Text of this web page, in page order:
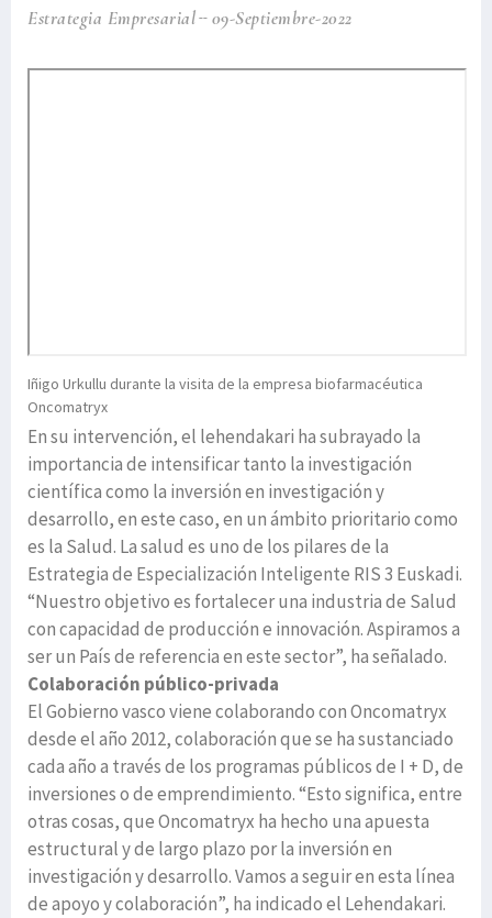
Estrategia Empresarial 09-Septiembre-2022
Iñigo Urkullu durante la visita de la empresa biofarmacéutica
Oncomatryx
En su intervención, el lehendakari ha subrayado la
importancia de intensificar tanto la investigación
científica como la inversión en investigación y
desarrollo, en este caso, en un ámbito prioritario como
es la Salud. La salud es uno de los pilares de la
Estrategia de Especialización Inteligente RIS 3 Euskadi.
“Nuestro objetivo es fortalecer una industria de Salud
con capacidad de producción e innovación. Aspiramos a
ser un País de referencia en este sector”, ha señalado.
Colaboración público-privada
El Gobierno vasco viene colaborando con Oncomatryx
desde el año 2012, colaboración que se ha sustanciado
cada año a través de los programas públicos de I + D, de
inversiones o de emprendimiento. “Esto significa, entre
otras cosas, que Oncomatryx ha hecho una apuesta
estructural y de largo plazo por la inversión en
investigación y desarrollo. Vamos a seguir en esta línea
de apoyo y colaboración”, ha indicado el Lehendakari.